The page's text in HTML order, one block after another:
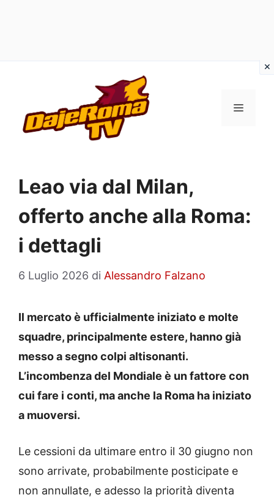
contenuto
MENU
Leao via dal Milan,
offerto anche alla Roma:
i dettagli
6 Luglio 2026 di Alessandro Falzano
Il mercato è ufficialmente iniziato e molte
squadre, principalmente estere, hanno già
messo a segno colpi altisonanti.
L’incombenza del Mondiale è un fattore con
cui fare i conti, ma anche la Roma ha iniziato
a muoversi.
Le cessioni da ultimare entro il 30 giugno non
sono arrivate, probabilmente posticipate e
non annullate, e adesso la priorità diventa